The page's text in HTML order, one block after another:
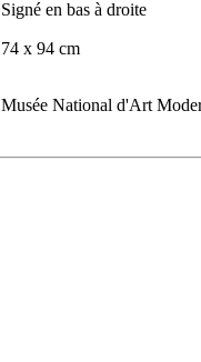
Signé en bas à droite
74 x 94 cm
Musée National d'Art